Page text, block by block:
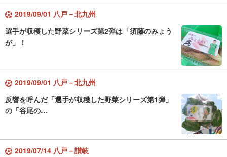
2019/09/01 八戸－北九州
選手が収穫した野菜シリーズ第2弾は「須藤のみょう
が」！
2019/09/01 八戸－北九州
反響を呼んだ「選手が収穫した野菜シリーズ第1弾」
の「谷尾の…
2019/07/14 八戸－讃岐